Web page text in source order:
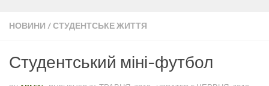
НОВИНИ /СТУДЕНТСЬКЕ ЖИТТЯ
Студентський міні-футбол